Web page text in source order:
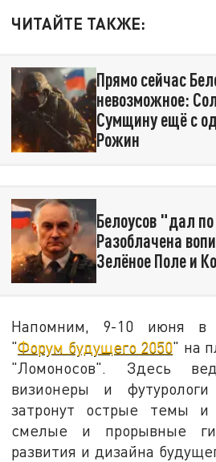
ЧИТАЙТЕ ТАКЖЕ:
Прямо сейчас
невозможное:
Сумщину ещё с
Рожин
Белоусов "дал
Разоблачена
Зелёное Поле и
Напомним, 9-10 июня в
"Форум будущего 2050" на
"Ломоносов". Здесь
визионеры и
затронут острые темы
смелые и прорывные
развития и дизайна